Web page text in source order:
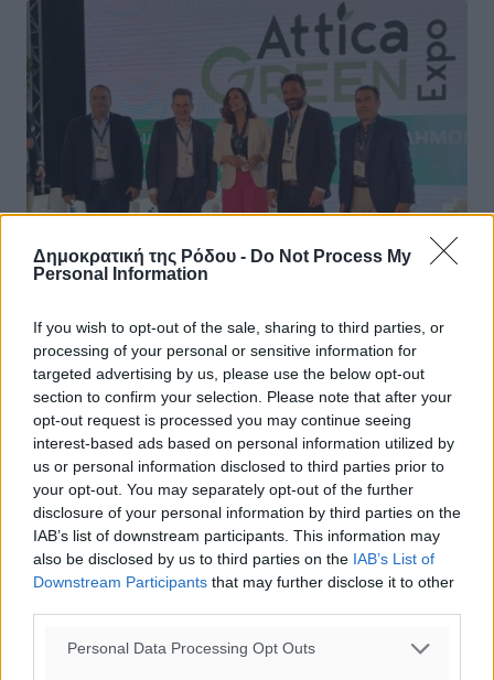
Δημοκρατική της Ρόδου - Do Not Process My
Personal Information
If you wish to opt-out of the sale, sharing to third parties, or
processing of your personal or sensitive information for
targeted advertising by us, please use the below opt-out
section to confirm your selection. Please note that after your
opt-out request is processed you may continue seeing
interest-based ads based on personal information utilized by
us or personal information disclosed to third parties prior to
your opt-out. You may separately opt-out of the further
disclosure of your personal information by third parties on the
IAB’s list of downstream participants. This information may
also be disclosed by us to third parties on the IAB’s List of
Downstream Participants that may further disclose it to other
Personal Data Processing Opt Outs
Στο συνέδριο “Πράσινη Μετάβαση και
Κυκλική Οικονομία στην Τοπική
Αυτοδιοίκηση” συμμετείχε ο
Δήμαρχος Χάλκης
Ο Δήμαρχος Χάλκης κ. Φραγκάκης Ευάγγελος
συμμετείχε στο Επιστημονικό Συνέδριο” Πράσινη
Μετάβαση και Κυκλική Οικονομία στην Τοπική
Αυτοδιοίκηση ” προσκεκλημένος του ...